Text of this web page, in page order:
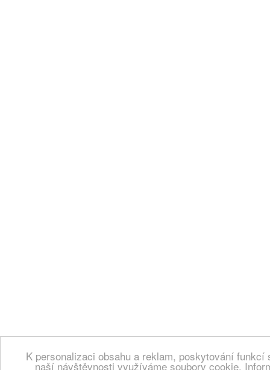
K personalizaci obsahu a reklam, poskytování
naší návštěvnosti využíváme soubory cookie.